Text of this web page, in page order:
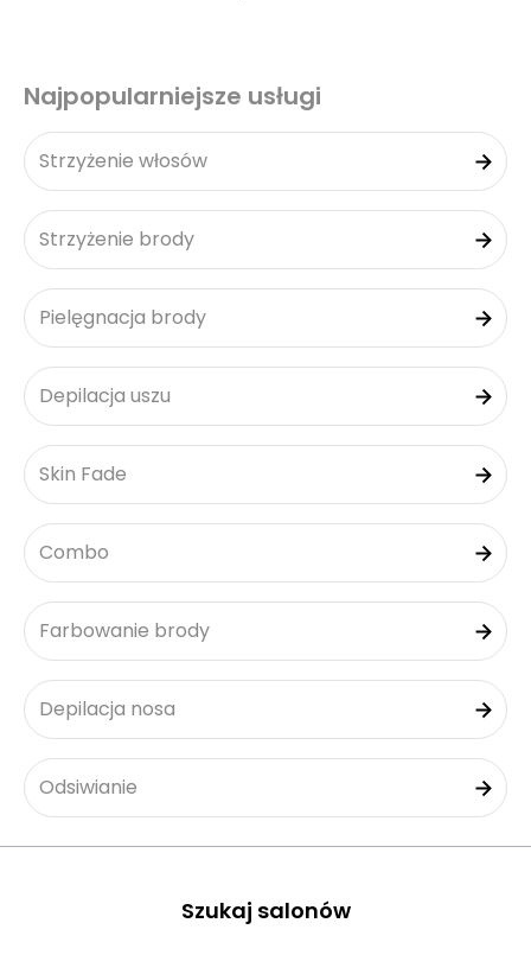
Najpopularniejsze usługi
Strzyżenie włosów
Strzyżenie brody
Pielęgnacja brody
Depilacja uszu
Skin Fade
Combo
Farbowanie brody
Depilacja nosa
Odsiwianie
Szukaj salonów